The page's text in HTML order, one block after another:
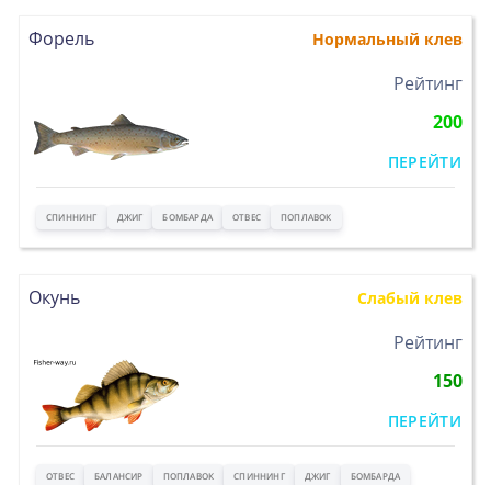
Форель Нормальный клев
Рейтинг
200
ПЕРЕЙТИ
СПИННИНГ ДЖИГ БОМБАРДА ОТВЕС ПОПЛАВОК
Окунь Слабый клев
Рейтинг
150
ПЕРЕЙТИ
ОТВЕС БАЛАНСИР ПОПЛАВОК СПИННИНГ ДЖИГ БОМБАРДА